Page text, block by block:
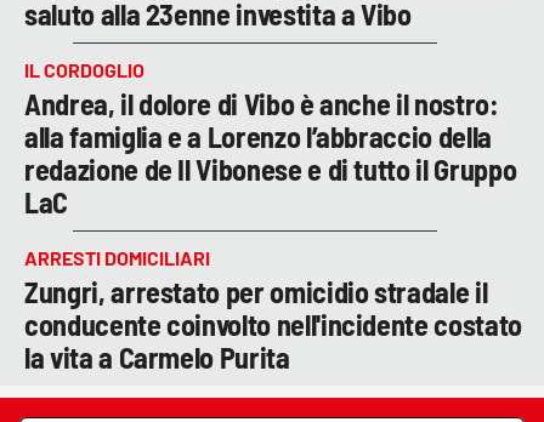
saluto alla 23enne investita a Vibo
IL CORDOGLIO
Andrea, il dolore di Vibo è anche il nostro:
alla famiglia e a Lorenzo l’abbraccio della
redazione de Il Vibonese e di tutto il Gruppo
LaC
ARRESTI DOMICILIARI
Zungri, arrestato per omicidio stradale il
conducente coinvolto nell'incidente costato
la vita a Carmelo Purita